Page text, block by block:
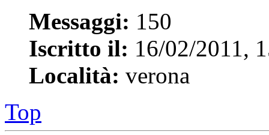
Messaggi: 150
Iscritto il: 16/02/2011,
Località: verona
Top